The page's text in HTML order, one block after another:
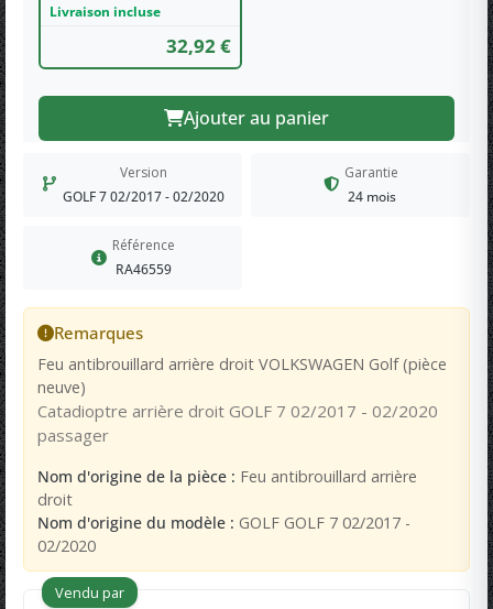
Livraison incluse
32,92 €
Ajouter au panier
Version
GOLF 7 02/2017 - 02/2020
Garantie
24 mois
Référence
RA46559
Remarques
Feu antibrouillard arrière droit VOLKSWAGEN Golf (pièce
neuve)
Catadioptre arrière droit GOLF 7 02/2017 - 02/2020
passager
Nom d'origine de la pièce : Feu antibrouillard arrière
droit
Nom d'origine du modèle : GOLF GOLF 7 02/2017 -
02/2020
Vendu par